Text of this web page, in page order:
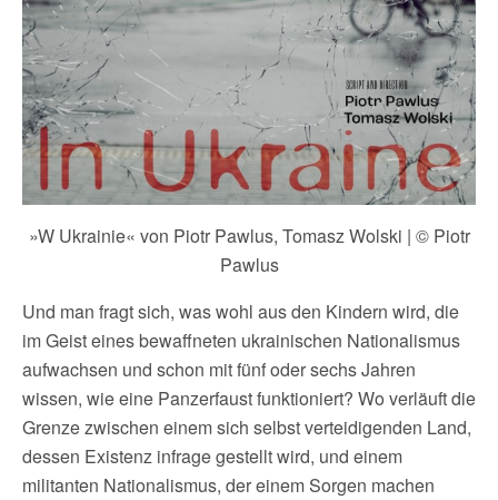
»W Ukrainie« von Piotr Pawlus, Tomasz Wolski | © Piotr
Pawlus
Und man fragt sich, was wohl aus den Kindern wird, die
im Geist eines bewaffneten ukrainischen Nationalismus
aufwachsen und schon mit fünf oder sechs Jahren
wissen, wie eine Panzerfaust funktioniert? Wo verläuft die
Grenze zwischen einem sich selbst verteidigenden Land,
dessen Existenz infrage gestellt wird, und einem
militanten Nationalismus, der einem Sorgen machen